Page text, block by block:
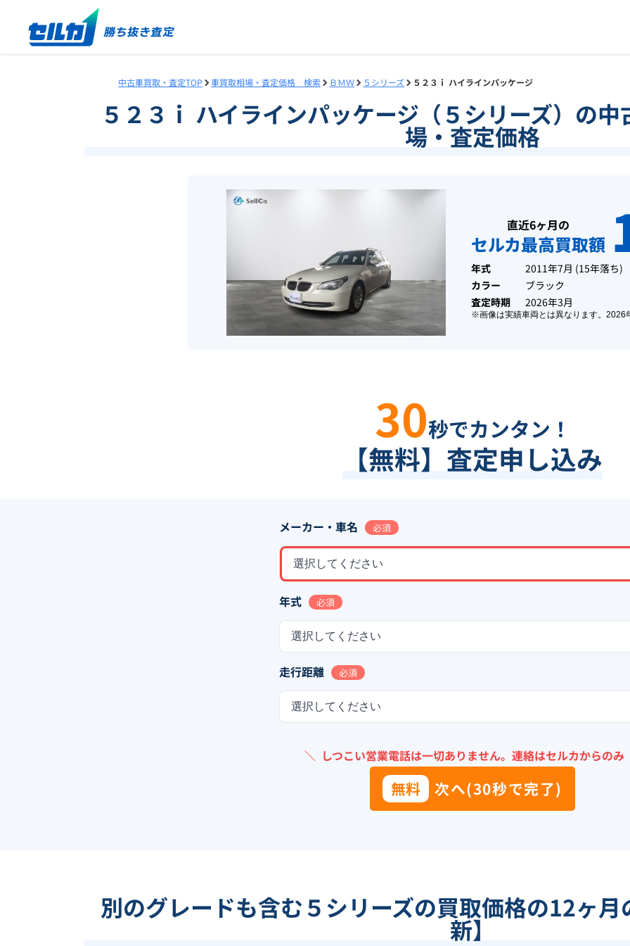
中古車買取・査定TOP 車買取相場・査定価格 検索 ＢＭＷ ５シリーズ ５２３ｉ ハイラインパッケージ
５２３ｉ ハイラインパッケージ（５シリーズ）の
場・査定価格
直近6ヶ月の
セルカ最高買取額
年式 2011年7月 (15年落ち)
カラー
ブラック
査定時期
2026年3月
※画像は実績車両とは異なります。 2026
30秒でカンタン！
【無料】査定申し込み
メーカー・車名 必須
選択してください
年式 必須
選択してください
走行距離 必須
選択してください
＼ しつこい営業電話は一切ありません。 連絡はセルカからのみ
無料 次へ(30秒で完了)
別のグレードも含む５シリーズの買取価格の12ヶ月
新】